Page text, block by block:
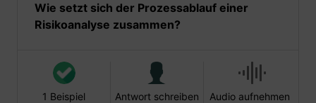
Wie setzt sich der Prozessablauf einer
Risikoanalyse zusammen?
1 Beispiel Antwort schreiben Audio aufnehmen